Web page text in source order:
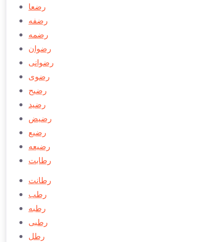
رضعا
رضفه
رضمه
رضوان
رضوانی
رضوی
رضيح
رضید
رضیض
رضيع
رضيعه
رطابت
رطانت
رطب
رطبه
رطبی
رطل